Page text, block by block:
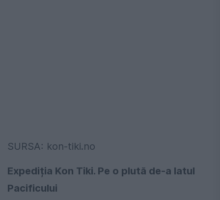
SURSA: kon-tiki.no
Expediția Kon Tiki. Pe o plută de-a latul
Pacificului